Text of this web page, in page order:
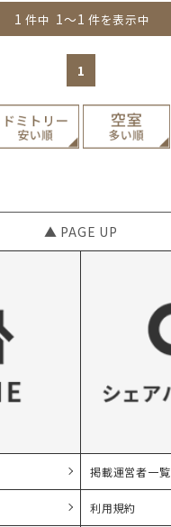
1 件中 1～1 件を表示中
1
▲ PAGE UP
掲載運営者一覧
利用規約